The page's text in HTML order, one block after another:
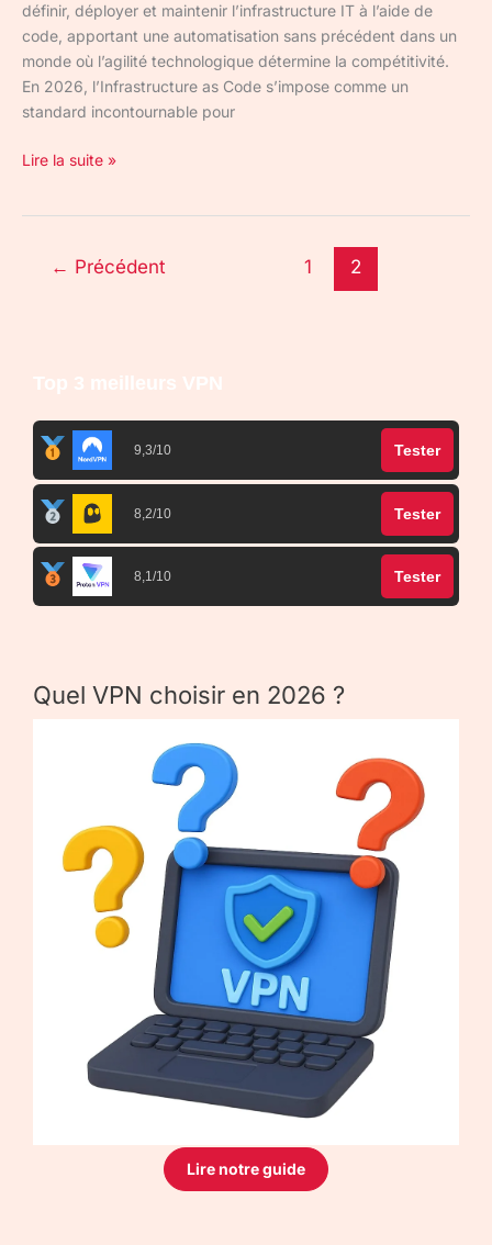
définir, déployer et maintenir l’infrastructure IT à l’aide de
code, apportant une automatisation sans précédent dans un
monde où l’agilité technologique détermine la compétitivité.
En 2026, l’Infrastructure as Code s’impose comme un
standard incontournable pour
Lire la suite »
← Précédent 1 2
Top 3 meilleurs VPN
9,3/10 Tester
8,2/10 Tester
8,1/10 Tester
Quel VPN choisir en 2026 ?
Lire notre guide